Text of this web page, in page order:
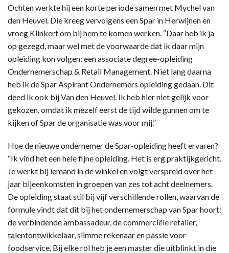
Ochten werkte hij een korte periode samen met Mychel van
den Heuvel. Die kreeg vervolgens een Spar in Herwijnen en
vroeg Klinkert om bij hem te komen werken. “Daar heb ik ja
op gezegd, maar wel met de voorwaarde dat ik daar mijn
opleiding kon volgen: een associate degree-opleiding
Ondernemerschap & Retail Management. Niet lang daarna
heb ik de Spar Aspirant Ondernemers opleiding gedaan. Dit
deed ik ook bij Van den Heuvel. Ik heb hier niet gelijk voor
gekozen, omdat ik mezelf eerst de tijd wilde gunnen om te
kijken of Spar de organisatie was voor mij.”
Hoe de nieuwe ondernemer de Spar-opleiding heeft ervaren?
“Ik vind het een hele fijne opleiding. Het is erg praktijkgericht.
Je werkt bij iemand in de winkel en volgt verspreid over het
jaar bijeenkomsten in groepen van zes tot acht deelnemers.
De opleiding staat stil bij vijf verschillende rollen, waarvan de
formule vindt dat dit bij het ondernemerschap van Spar hoort:
de verbindende ambassadeur, de commerciële retailer,
talentontwikkelaar, slimme rekenaar en passie voor
foodservice. Bij elke rol heb je een master die uitblinkt in die